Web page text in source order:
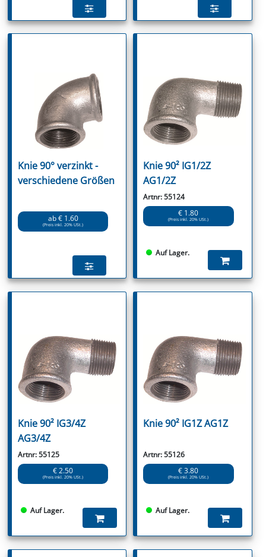
Knie 90° verzinkt -
verschiedene Größen
ab € 1.60
(Preis inkl. 20% USt.)
Knie 90² IG1/2Z
AG1/2Z
Artnr: 55124
€ 1.80
(Preis inkl. 20% USt.)
Auf Lager.
Knie 90² IG3/4Z
AG3/4Z
Artnr: 55125
€ 2.50
(Preis inkl. 20% USt.)
Auf Lager.
Knie 90² IG1Z AG1Z
Artnr: 55126
€ 3.80
(Preis inkl. 20% USt.)
Auf Lager.